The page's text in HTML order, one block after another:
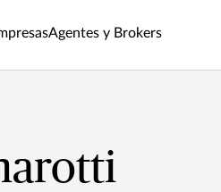
Agentes y Brokers